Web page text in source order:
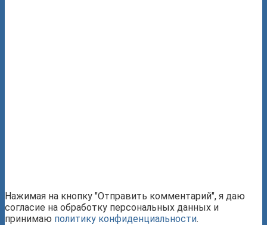
Нажимая на кнопку "Отправить комментарий", я даю
согласие на обработку персональных данных и
принимаю политику конфиденциальности.